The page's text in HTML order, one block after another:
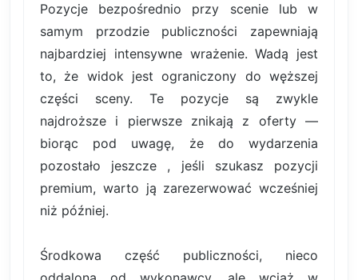
Pozycje bezpośrednio przy scenie lub w
samym przodzie publiczności zapewniają
najbardziej intensywne wrażenie. Wadą jest
to, że widok jest ograniczony do węższej
części sceny. Te pozycje są zwykle
najdroższe i pierwsze znikają z oferty —
biorąc pod uwagę, że do wydarzenia
pozostało jeszcze , jeśli szukasz pozycji
premium, warto ją zarezerwować wcześniej
niż później.
Środkowa część publiczności, nieco